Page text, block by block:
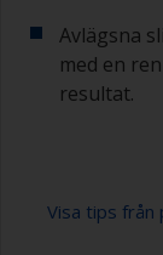
Avlägsna
med en
resultat.
Visa tips från